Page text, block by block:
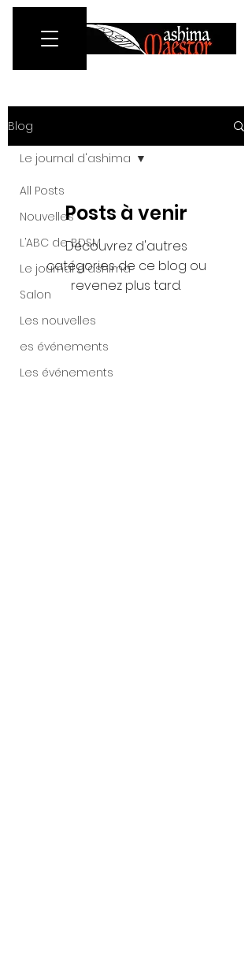
Blog
All Posts
Nouvelles
L’ABC de BDSM
Le journal d'ashima
Salon
Les nouvelles
es événements
Les événements
Le journal d'ashima
Posts à venir
Découvrez d'autres
catégories de ce blog ou
revenez plus tard.